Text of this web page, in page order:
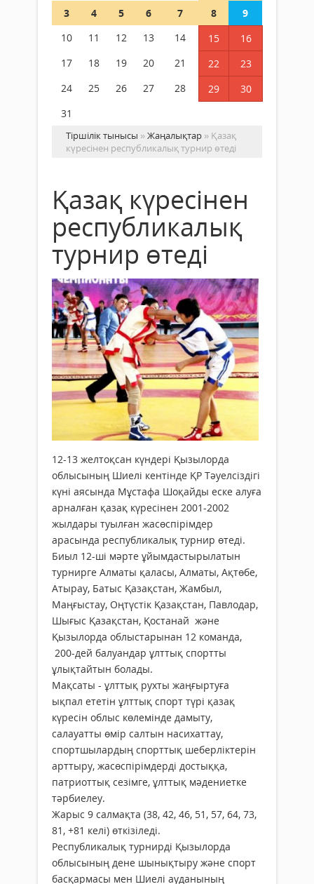
3
4 5 6 7 8
9
10
11 12 13 14 15
16
17
18 19 20 21 22
23
24
25 26 27 28 29
30
31
Тіршілік тынысы »Жаңалықтар » Қазақ
күресінен республикалық турнир өтеді
Қазақ күресінен
республикалық
турнир өтеді
12-13 желтоқсан күндері Қызылорда
облысының Шиелі кентінде ҚР Тәуелсіздігі
күні аясында Мұстафа Шоқайды еске алуға
арналған қазақ күресінен 2001-2002
жылдары туылған жасөспірімдер
арасында республикалық турнир өтеді.
Биыл 12-ші мәрте ұйымдастырылатын
турнирге Алматы қаласы, Алматы, Ақтөбе,
Атырау, Батыс Қазақстан, Жамбыл,
Маңғыстау, Оңтүстік Қазақстан, Павлодар,
Шығыс Қазақстан, Қостанай және
Қызылорда облыстарынан 12 команда,
200-дей балуандар ұлттық спортты
ұлықтайтын болады.
Мақсаты - ұлттық рухты жаңғыртуға
ықпал ететін ұлттық спорт түрі қазақ
күресін облыс көлемінде дамыту,
салауатты өмір салтын насихаттау,
спортшылардың спорттық шеберліктерін
арттыру, жасөспірімдерді достыққа,
патриоттық сезімге, ұлттық мәдениетке
тәрбиелеу.
Жарыс 9 салмақта (38, 42, 46, 51, 57, 64, 73,
81, +81 келі) өткізіледі.
Республикалық турнирді Қызылорда
облысының дене шынықтыру және спорт
басқармасы мен Шиелі ауданының